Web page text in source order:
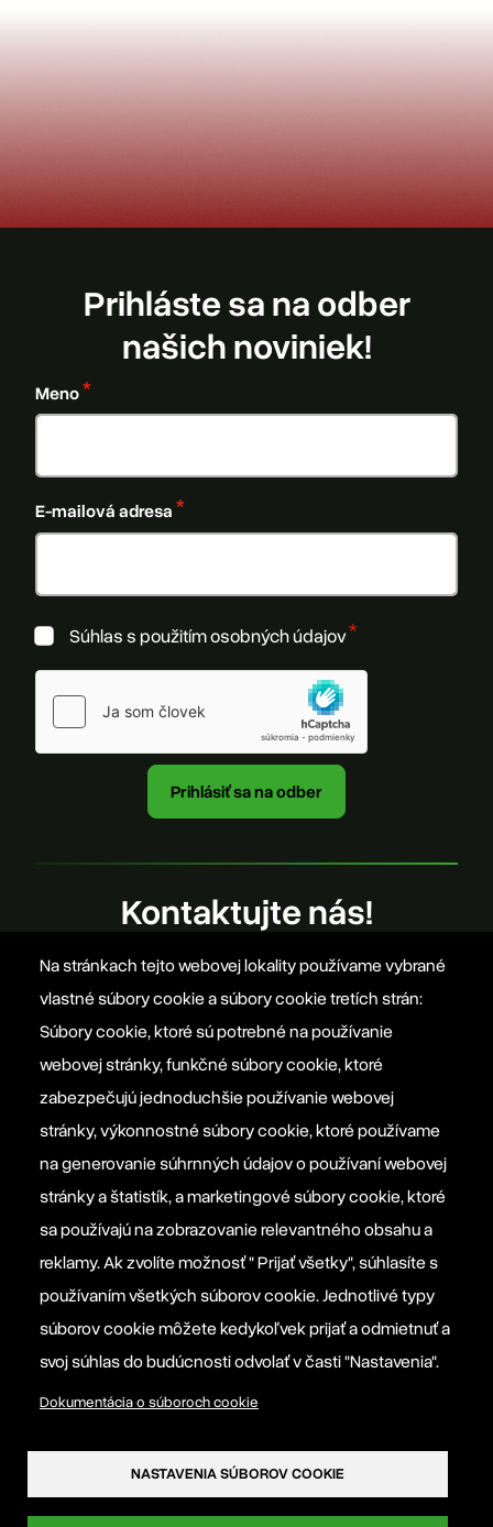
Prihláste sa na odber
našich noviniek!
Meno
E-mailová adresa
Súhlas s použitím osobných údajov
Kontaktujte nás!
office@szovetseg.sk
Platforma EPP 2012
Manifesto EPP
Informačná povinnosť prevádzkovateľa
Nastavenia súborov cookie
Na stránkach tejto webovej lokality používame vybrané
vlastné súbory cookie a súbory cookie tretích strán:
Súbory cookie, ktoré sú potrebné na používanie
webovej stránky, funkčné súbory cookie, ktoré
zabezpečujú jednoduchšie používanie webovej
stránky, výkonnostné súbory cookie, ktoré používame
na generovanie súhrnných údajov o používaní webovej
stránky a štatistík, a marketingové súbory cookie, ktoré
sa používajú na zobrazovanie relevantného obsahu a
reklamy. Ak zvolíte možnosť " Prijať všetky", súhlasíte s
používaním všetkých súborov cookie. Jednotlivé typy
súborov cookie môžete kedykoľvek prijať a odmietnuť a
svoj súhlas do budúcnosti odvolať v časti "Nastavenia".
Dokumentácia o súboroch cookie
NASTAVENIA SÚBOROV COOKIE